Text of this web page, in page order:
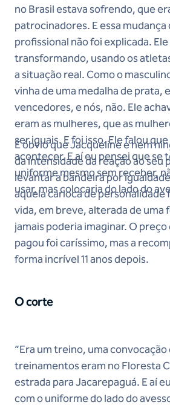
no Brasil estava sofrendo, que
patrocinadores. E essa mudança
profissional não foi explicada.
transformando, usando os
a situação real. Como o
vinha de uma medalha de prata,
vencedores, e nós, não. Ele
eram as mulheres, que as
ser iguais. E foi isso. Ele falou
acontecer. E aí eu pensei que se
uniforme mesmo sem receber,
usar, mas colocaria do lado do
É óbvio que Jacqueline e nem
da intensidade da reação ao seu
levantar a bandeira por
aquela carioca de personalidade
vida, em breve, alterada de uma
jamais poderia imaginar. O
pagou foi caríssimo, mas a
forma incrível 11 anos depois.
O corte
“Era um treino, uma convocação
treinamentos eram no Floresta
estrada para Jacarepaguá. E aí
com o uniforme do lado do